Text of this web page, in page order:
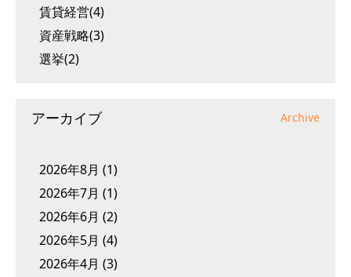
賃貸経営(4)
資産戦略(3)
選挙(2)
アーカイブ Archive
2026年8月 (1)
2026年7月 (1)
2026年6月 (2)
2026年5月 (4)
2026年4月 (3)